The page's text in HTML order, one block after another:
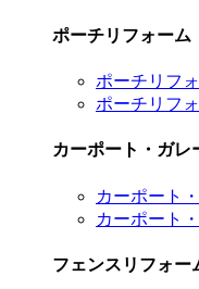
ポーチリフォーム
ポーチリフ
ポーチリフ
カーポート・ガレ
カーポート
カーポート
フェンスリフォー